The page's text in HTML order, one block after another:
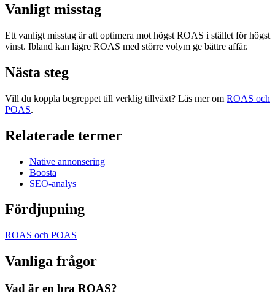
Vanligt misstag
Ett vanligt misstag är att optimera mot högst ROAS i stället för högst
vinst. Ibland kan lägre ROAS med större volym ge bättre affär.
Nästa steg
Vill du koppla begreppet till verklig tillväxt? Läs mer om ROAS och
POAS.
Relaterade termer
Native annonsering
Boosta
SEO-analys
Fördjupning
ROAS och POAS
Vanliga frågor
Vad är en bra ROAS?